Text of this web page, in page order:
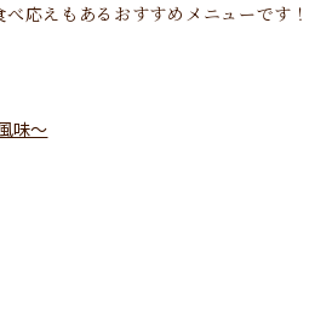
応えもあるおすすめメニューです！
味〜